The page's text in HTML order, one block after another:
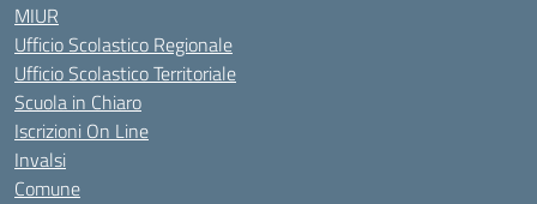
MIUR
Ufficio Scolastico Regionale
Ufficio Scolastico Territoriale
Scuola in Chiaro
Iscrizioni On Line
Invalsi
Comune